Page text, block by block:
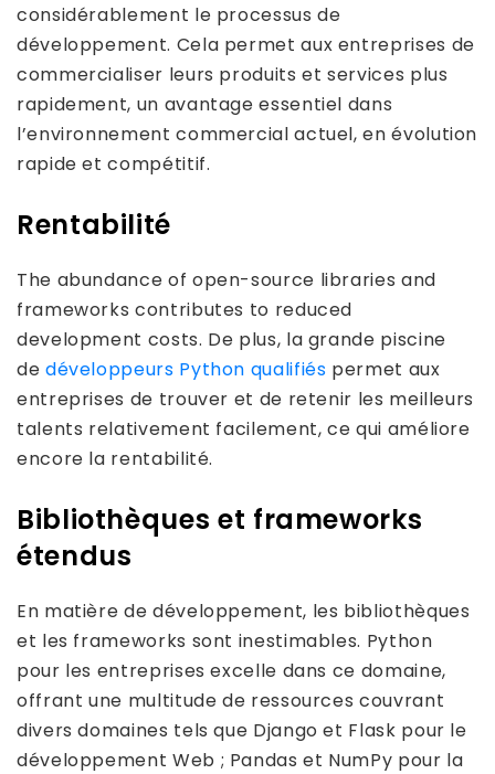
considérablement le processus de
développement. Cela permet aux entreprises de
commercialiser leurs produits et services plus
rapidement, un avantage essentiel dans
l’environnement commercial actuel, en évolution
rapide et compétitif.
Rentabilité
The abundance of open-source libraries and
frameworks contributes to reduced
development costs. De plus, la grande piscine
de développeurs Python qualifiés permet aux
entreprises de trouver et de retenir les meilleurs
talents relativement facilement, ce qui améliore
encore la rentabilité.
Bibliothèques et frameworks
étendus
En matière de développement, les bibliothèques
et les frameworks sont inestimables. Python
pour les entreprises excelle dans ce domaine,
offrant une multitude de ressources couvrant
divers domaines tels que Django et Flask pour le
développement Web ; Pandas et NumPy pour la